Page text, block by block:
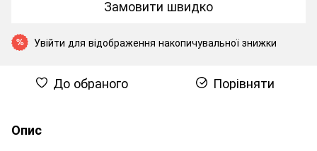
Замовити швидко
% Увійти для відображення накопичувальної знижки
До обраного Порівняти
Опис